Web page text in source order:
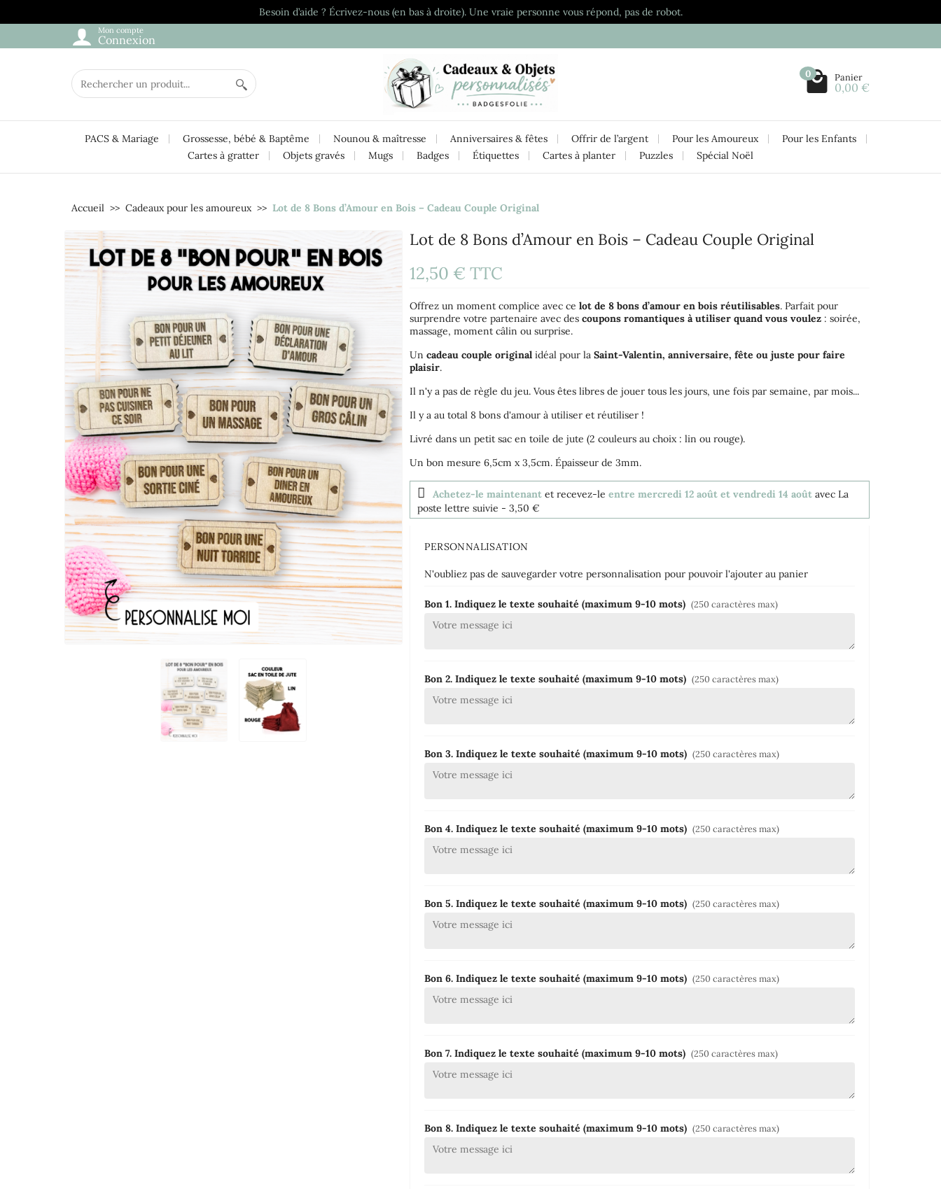
Besoin d’aide ? Écrivez-nous (en bas à droite). Une vraie personne vous répond, pas de robot.
Mon compte
Connexion
0 Panier
0,00 €
PACS & Mariage Grossesse, bébé & Baptême Nounou & maîtresse Anniversaires & fêtes Offrir de l’argent Pour les Amoureux
Pour les Enfants
Cartes à gratter
Objets gravés Mugs Badges Étiquettes Cartes à planter Puzzles Spécial Noël
Accueil Cadeaux pour les amoureux Lot de 8 Bons d’Amour en Bois – Cadeau Couple Original
Lot de 8 Bons d’Amour en Bois – Cadeau Couple Original
12,50 €TTC
Offrez un moment complice avec celot de 8 bons d’amour en bois réutilisables. Parfait pour
surprendre votre partenaire avec descoupons romantiques à utiliser quand vous voulez : soirée,
massage, moment câlin ou surprise.
Uncadeau couple original idéal pour laSaint-Valentin, anniversaire, fête ou juste pour faire
plaisir.
Il n'y a pas de règle du jeu. Vous êtes libres de jouer tous les jours, une fois par semaine, par mois...
Il y a au total 8 bons d'amour à utiliser et réutiliser !
Livré dans un petit sac en toile de jute (2 couleurs au choix : lin ou rouge).
Un bon mesure 6,5cm x 3,5cm. Épaisseur de 3mm.
Achetez-le maintenant et recevez-leentre mercredi 12 août et vendredi 14 août avec La
poste lettre suivie - 3,50 €
PERSONNALISATION
N'oubliez pas de sauvegarder votre personnalisation pour pouvoir l'ajouter au panier
Bon 1. Indiquez le texte souhaité (maximum 9-10 mots) (250 caractères max)
Bon 2. Indiquez le texte souhaité (maximum 9-10 mots) (250 caractères max)
Bon 3. Indiquez le texte souhaité (maximum 9-10 mots) (250 caractères max)
Bon 4. Indiquez le texte souhaité (maximum 9-10 mots) (250 caractères max)
Bon 5. Indiquez le texte souhaité (maximum 9-10 mots) (250 caractères max)
Bon 6. Indiquez le texte souhaité (maximum 9-10 mots) (250 caractères max)
Bon 7. Indiquez le texte souhaité (maximum 9-10 mots) (250 caractères max)
Bon 8. Indiquez le texte souhaité (maximum 9-10 mots) (250 caractères max)